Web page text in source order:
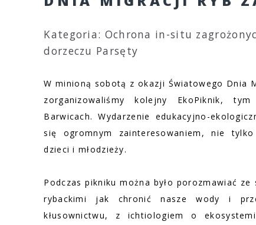
Kategoria: Ochrona in-situ
dorzeczu Parsęty
W minioną sobotą z okazji Światowego Dnia
zorganizowaliśmy kolejny EkoPiknik,
Barwicach. Wydarzenie edukacyjno-
się ogromnym zainteresowaniem, nie
dzieci i młodzieży.
Podczas pikniku można było porozmawiać ze
rybackimi jak chronić nasze wody i
kłusownictwu, z ichtiologiem o